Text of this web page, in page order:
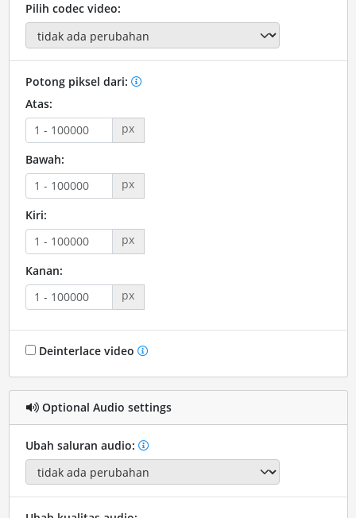
Pilih codec video:
Potong piksel dari:
Atas:
px
Bawah:
px
Kiri:
px
Kanan:
px
Deinterlace video
Optional Audio settings
Ubah saluran audio: